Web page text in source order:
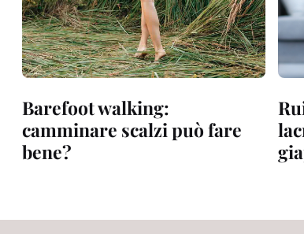
Barefoot walking:
camminare scalzi può fare
bene?